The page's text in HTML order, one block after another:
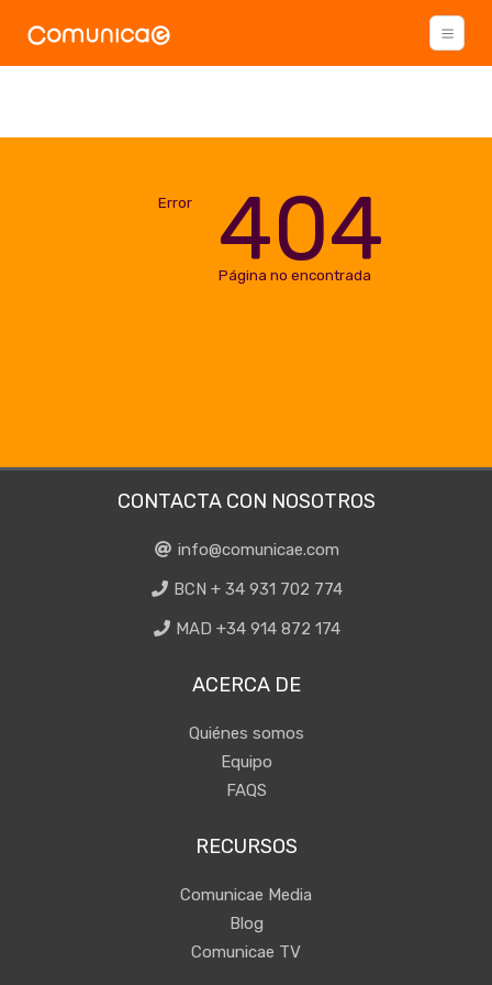
Error 404
Página no encontrada
CONTACTA CON NOSOTROS
info@comunicae.com
BCN + 34 931 702 774
MAD +34 914 872 174
ACERCA DE
Quiénes somos
Equipo
FAQS
RECURSOS
Comunicae Media
Blog
Comunicae TV